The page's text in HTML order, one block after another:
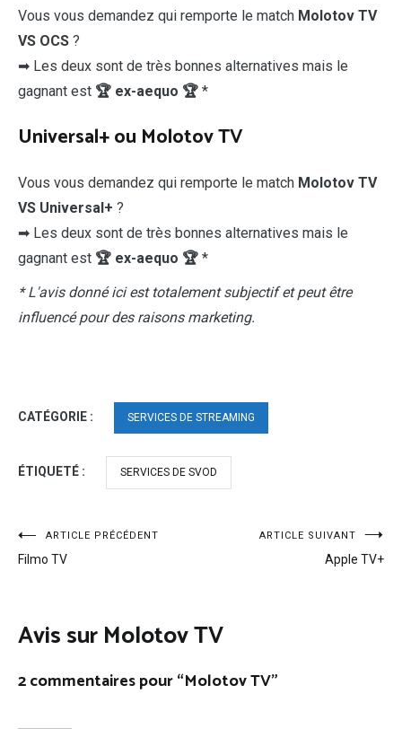
Vous vous demandez qui remporte le match Molotov TV
VS OCS ?
➡ Les deux sont de très bonnes alternatives mais le
gagnant est 🏆 ex-aequo 🏆 *
Universal+ ou Molotov TV
Vous vous demandez qui remporte le match Molotov TV
VS Universal+ ?
➡ Les deux sont de très bonnes alternatives mais le
gagnant est 🏆 ex-aequo 🏆 *
* L'avis donné ici est totalement subjectif et peut être
influencé pour des raisons marketing.
CATÉGORIE : SERVICES DE STREAMING
ÉTIQUETÉ : SERVICES DE SVOD
Navigation
de
ARTICLE PRÉCÉDENT
Filmo TV
ARTICLE SUIVANT
Apple TV+
Avis sur Molotov TV
2 commentaires pour “Molotov TV”